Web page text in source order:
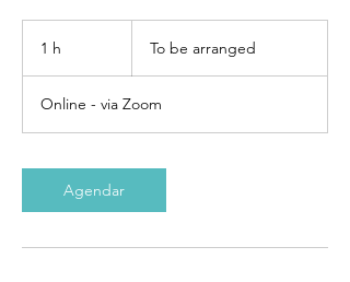
1 h
arranged
To be arranged
Online - via Zoom
Agendar